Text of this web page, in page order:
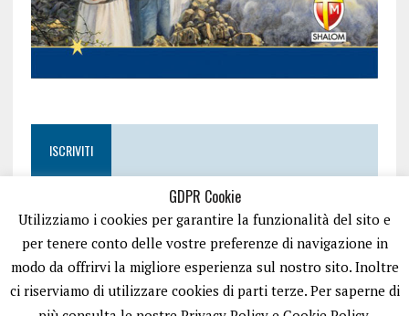
ISCRIVITI
GDPR Cookie
Utilizziamo i cookies per garantire la funzionalità del sito e
per tenere conto delle vostre preferenze di navigazione in
modo da offrirvi la migliore esperienza sul nostro sito. Inoltre
ci riserviamo di utilizzare cookies di parti terze. Per saperne di